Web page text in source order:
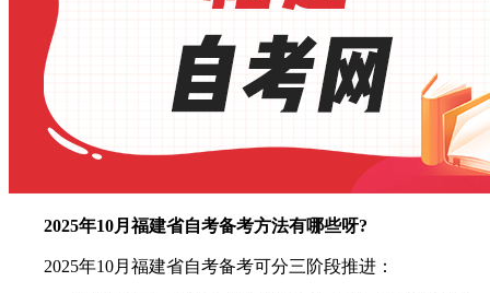
2025年10月福建省自考备考方法有哪些呀?
2025年10月福建省自考备考可分三阶段推进：